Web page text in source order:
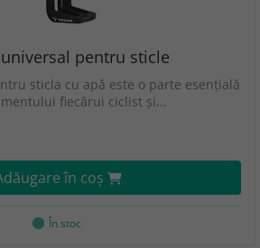
pentru sticle
sticla cu apă este o parte esențială
fiecărui ciclist și…
în coş
În stoc